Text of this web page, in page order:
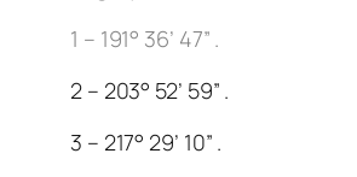
1 – 191° 36’ 47” .
2 – 203° 52’ 59” .
3 – 217° 29’ 10” .